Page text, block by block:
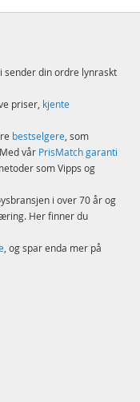
sender din ordre lynraskt
priser, kjente
bestselgere, som
vår PrisMatch garanti
som Vipps og
i over 70 år og
Her finner du
, og spar enda mer på